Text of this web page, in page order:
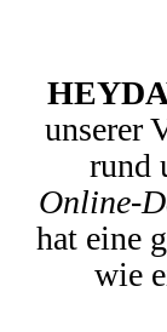
unserer
rund
Online-
hat eine
wie